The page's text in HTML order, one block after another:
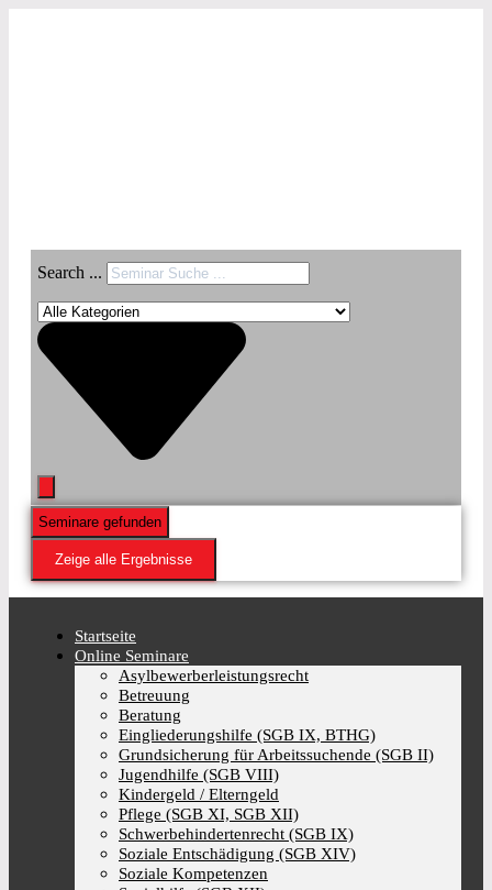
Search ...
Seminare gefunden
Zeige alle Ergebnisse
Startseite
Online Seminare
Asylbewerberleistungsrecht
Betreuung
Beratung
Eingliederungshilfe (SGB IX, BTHG)
Grundsicherung für Arbeitssuchende (SGB II)
Jugendhilfe (SGB VIII)
Kindergeld / Elterngeld
Pflege (SGB XI, SGB XII)
Schwerbehindertenrecht (SGB IX)
Soziale Entschädigung (SGB XIV)
Soziale Kompetenzen